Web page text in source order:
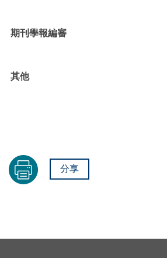
期刊學報編審
其他
分享